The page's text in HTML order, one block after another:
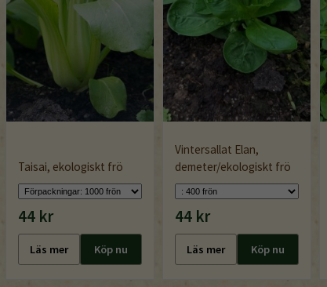
Taisai, ekologiskt frö
44 kr
Läs mer Köp nu
Vintersallat Elan,
demeter/ekologiskt frö
44 kr
Läs mer Köp nu